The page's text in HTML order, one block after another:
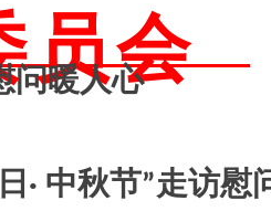
员会
问暖人心
· 中秋节 ”走访慰